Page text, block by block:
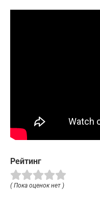
Рейтинг
( Пока оценок нет )